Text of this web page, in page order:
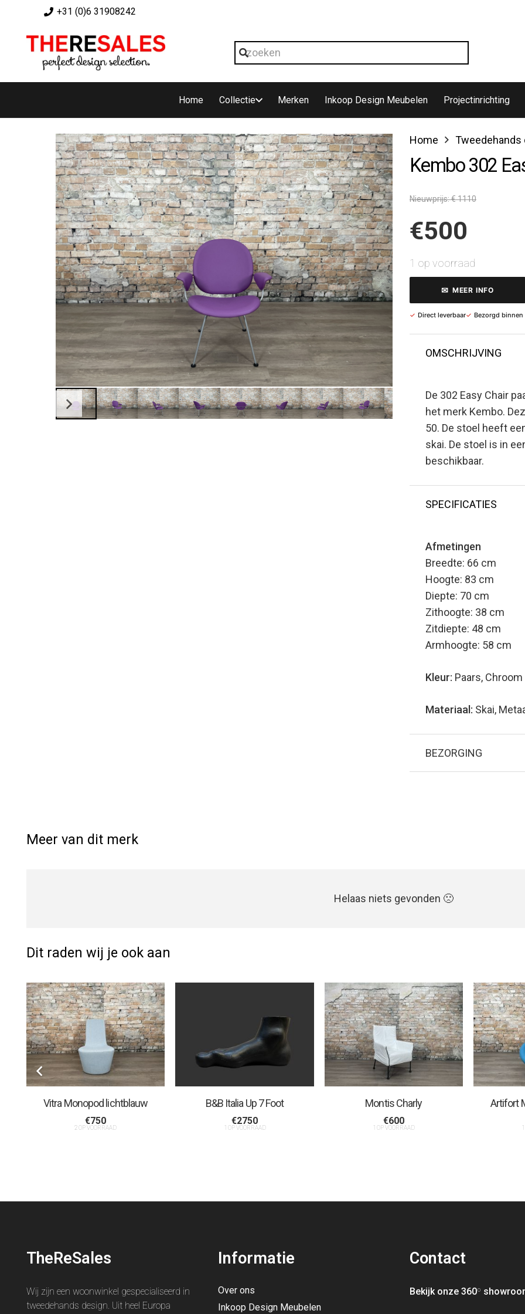
+31 (0)6 31908242
Home Collectie Merken Inkoop Design Meubelen Projectinrichting
Home Tweedehands
Kembo 302
Nieuwprijs: € 1110
€500
1 op voorraad
✉ MEER INFO
✓ Direct leverbaar✓ Bezorgd binnen
OMSCHRIJVING
De 302 Easy Chair
het merk Kembo.
50. De stoel heeft
skai. De stoel is in
beschikbaar.
SPECIFICATIES
Afmetingen
Breedte: 66 cm
Hoogte: 83 cm
Diepte: 70 cm
Zithoogte: 38 cm
Zitdiepte: 48 cm
Armhoogte: 58 cm
Kleur: Paars, Chroom
Materiaal: Skai,
BEZORGING
Meer van dit merk
Helaas niets gevonden 🙁
Dit raden wij je ook aan
Vitra Monopod lichtblauw
€750
2 OP VOORRAAD
B&B Italia Up 7 Foot
€2750
1 OP VOORRAAD
Montis Charly
€600
1 OP VOORRAAD
Artifort
TheReSales
Wij zijn een woonwinkel gespecialiseerd in
tweedehands design. Uit heel Europa
Informatie
Over ons
Inkoop Design Meubelen
Contact
Bekijk onze 360º